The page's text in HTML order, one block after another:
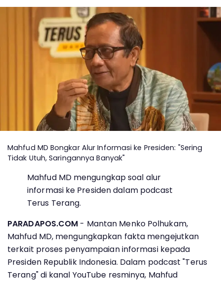
Mahfud MD Bongkar Alur Informasi ke Presiden: "Sering
Tidak Utuh, Saringannya Banyak"
Mahfud MD mengungkap soal alur
informasi ke Presiden dalam podcast
Terus Terang.
PARADAPOS.COM - Mantan Menko Polhukam,
Mahfud MD, mengungkapkan fakta mengejutkan
terkait proses penyampaian informasi kepada
Presiden Republik Indonesia. Dalam podcast "Terus
Terang" di kanal YouTube resminya, Mahfud